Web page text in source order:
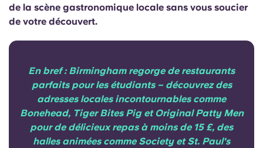
de la scène gastronomique locale sans vous soucier
de votre découvert.
En bref : Birmingham regorge de restaurants
parfaits pour les étudiants – découvrez des
adresses locales incontournables comme
Bonehead, Tiger Bites Pig et Original Patty Men
pour de délicieux repas à moins de 15 £, des
halles animées comme Society et St. Paul's